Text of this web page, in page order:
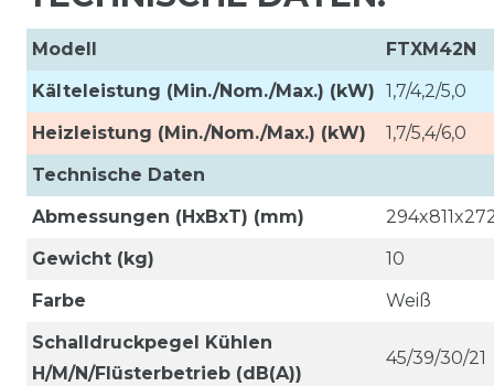
Modell
FTXM42N
Kälteleistung (Min./Nom./Max.) (kW) 1,7/4,2/5,0
Heizleistung (Min./Nom./Max.) (kW)
1,7/5,4/6,0
Technische Daten
Abmessungen (HxBxT) (mm)
Gewicht (kg)
10
Farbe
Weiß
Schalldruckpegel Kühlen
H/M/N/Flüsterbetrieb (dB(A))
45/39/30/21